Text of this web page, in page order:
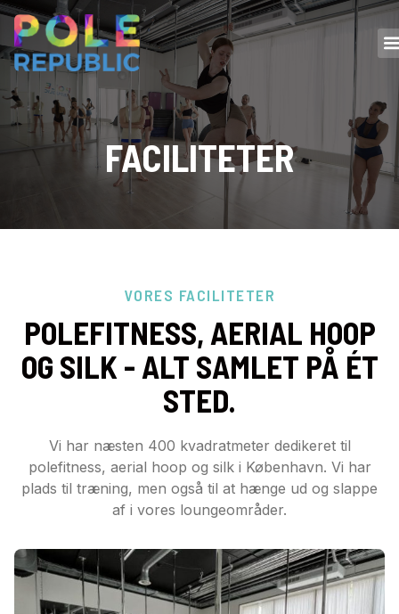
FACILITETER
VORES FACILITETER
POLEFITNESS, AERIAL HOOP
OG SILK - ALT SAMLET PÅ ÉT
STED.
Vi har næsten 400 kvadratmeter dedikeret til
polefitness, aerial hoop og silk i København. Vi har
plads til træning, men også til at hænge ud og slappe
af i vores loungeområder.